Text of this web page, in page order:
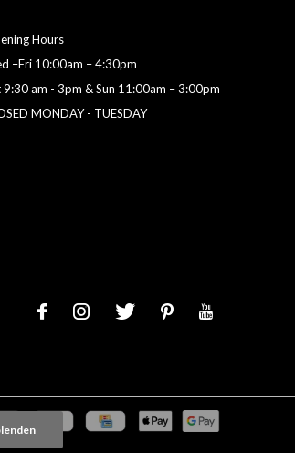
Hours
–Fri 10:00am – 4:30pm
9:30 am - 3pm & Sun 11:00am – 3:00pm
MONDAY - TUESDAY